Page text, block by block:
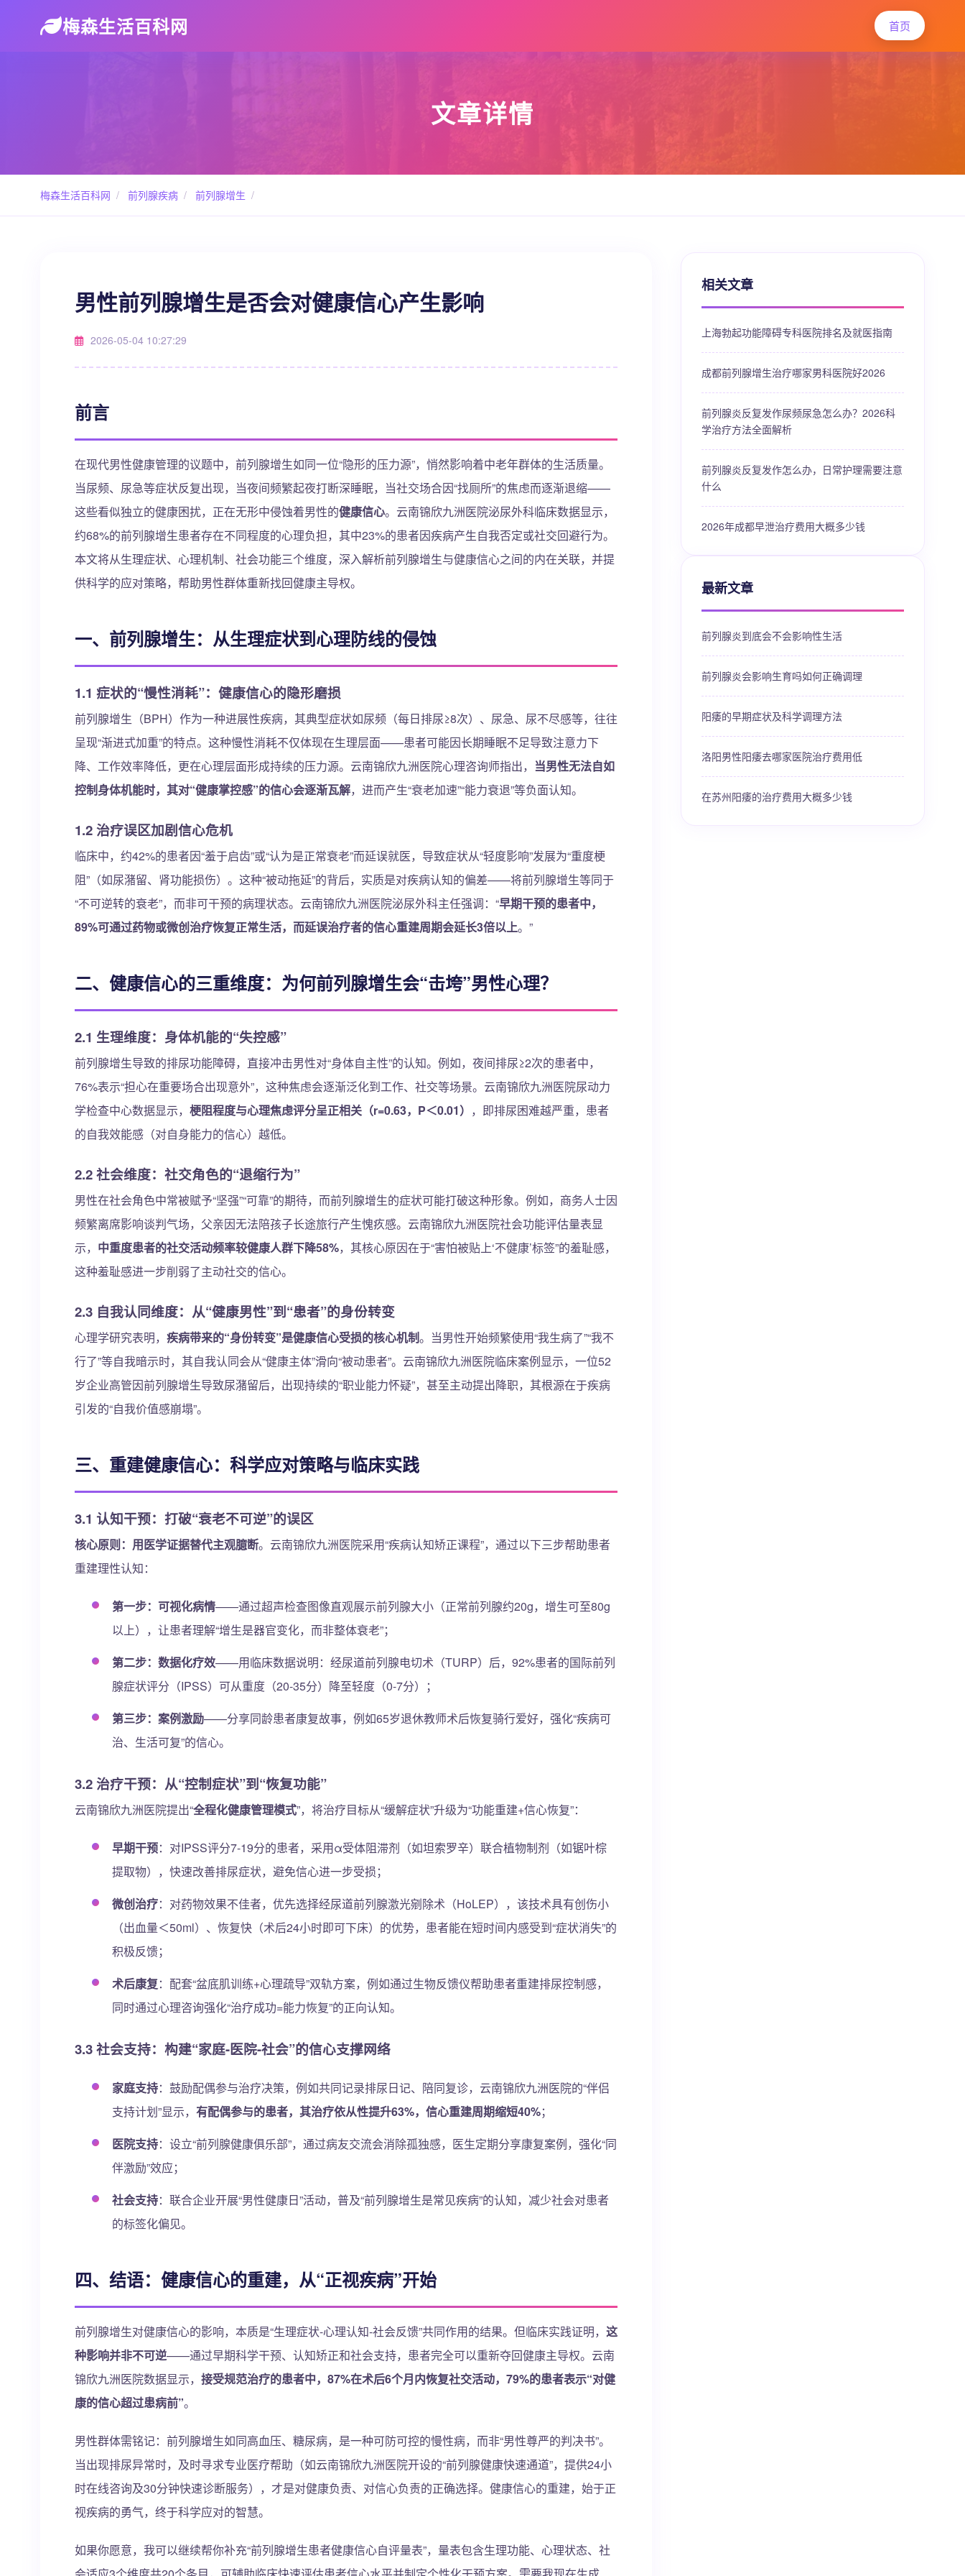
梅森生活百科网 首页
文章详情
梅森生活百科网 / 前列腺疾病 / 前列腺增生 /
男性前列腺增生是否会对健康信心产生影响
2026-05-04 10:27:29
前言
在现代男性健康管理的议题中，前列腺增生如同一位“隐形的压力源”，悄然影响着中老年群体的生活质量。
当尿频、尿急等症状反复出现，当夜间频繁起夜打断深睡眠，当社交场合因“找厕所”的焦虑而逐渐退缩——
这些看似独立的健康困扰，正在无形中侵蚀着男性的健康信心。云南锦欣九洲医院泌尿外科临床数据显示，
约68%的前列腺增生患者存在不同程度的心理负担，其中23%的患者因疾病产生自我否定或社交回避行为。
本文将从生理症状、心理机制、社会功能三个维度，深入解析前列腺增生与健康信心之间的内在关联，并提
供科学的应对策略，帮助男性群体重新找回健康主导权。
一、前列腺增生：从生理症状到心理防线的侵蚀
1.1 症状的“慢性消耗”：健康信心的隐形磨损
前列腺增生（BPH）作为一种进展性疾病，其典型症状如尿频（每日排尿≥8次）、尿急、尿不尽感等，往往
呈现“渐进式加重”的特点。这种慢性消耗不仅体现在生理层面——患者可能因长期睡眠不足导致注意力下
降、工作效率降低，更在心理层面形成持续的压力源。云南锦欣九洲医院心理咨询师指出， 当男性无法自如
控制身体机能时，其对“健康掌控感”的信心会逐渐瓦解，进而产生“衰老加速”“能力衰退”等负面认知。
1.2 治疗误区加剧信心危机
临床中，约42%的患者因“羞于启齿”或“认为是正常衰老”而延误就医，导致症状从“轻度影响”发展为“重度梗
阻”（如尿潴留、肾功能损伤）。这种“被动拖延”的背后，实质是对疾病认知的偏差——将前列腺增生等同于
“不可逆转的衰老”，而非可干预的病理状态。云南锦欣九洲医院泌尿外科主任强调：“早期干预的患者中，
89%可通过药物或微创治疗恢复正常生活，而延误治疗者的信心重建周期会延长3倍以上。”
二、健康信心的三重维度：为何前列腺增生会“击垮”男性心理？
2.1 生理维度：身体机能的“失控感”
前列腺增生导致的排尿功能障碍，直接冲击男性对“身体自主性”的认知。例如，夜间排尿≥2次的患者中，
76%表示“担心在重要场合出现意外”，这种焦虑会逐渐泛化到工作、社交等场景。云南锦欣九洲医院尿动力
学检查中心数据显示， 梗阻程度与心理焦虑评分呈正相关（r=0.63，P＜0.01） ，即排尿困难越严重，患者
的自我效能感（对自身能力的信心）越低。
2.2 社会维度：社交角色的“退缩行为”
男性在社会角色中常被赋予“坚强”“可靠”的期待，而前列腺增生的症状可能打破这种形象。例如，商务人士因
频繁离席影响谈判气场，父亲因无法陪孩子长途旅行产生愧疚感。云南锦欣九洲医院社会功能评估量表显
示， 中重度患者的社交活动频率较健康人群下降58%，其核心原因在于“害怕被贴上‘不健康’标签”的羞耻感，
这种羞耻感进一步削弱了主动社交的信心。
2.3 自我认同维度：从“健康男性”到“患者”的身份转变
心理学研究表明， 疾病带来的“身份转变”是健康信心受损的核心机制。当男性开始频繁使用“我生病了”“我不
行了”等自我暗示时，其自我认同会从“健康主体”滑向“被动患者”。云南锦欣九洲医院临床案例显示，一位52
岁企业高管因前列腺增生导致尿潴留后，出现持续的“职业能力怀疑”，甚至主动提出降职，其根源在于疾病
引发的“自我价值感崩塌”。
三、重建健康信心：科学应对策略与临床实践
3.1 认知干预：打破“衰老不可逆”的误区
核心原则：用医学证据替代主观臆断。云南锦欣九洲医院采用“疾病认知矫正课程”，通过以下三步帮助患者
重建理性认知：
第一步：可视化病情——通过超声检查图像直观展示前列腺大小（正常前列腺约20g，增生可至80g
以上），让患者理解“增生是器官变化，而非整体衰老”；
第二步：数据化疗效——用临床数据说明：经尿道前列腺电切术（TURP）后，92%患者的国际前列
腺症状评分（IPSS）可从重度（20-35分）降至轻度（0-7分）；
第三步：案例激励——分享同龄患者康复故事，例如65岁退休教师术后恢复骑行爱好，强化“疾病可
治、生活可复”的信心。
3.2 治疗干预：从“控制症状”到“恢复功能”
云南锦欣九洲医院提出“全程化健康管理模式”，将治疗目标从“缓解症状”升级为“功能重建+信心恢复”：
早期干预：对IPSS评分7-19分的患者，采用α受体阻滞剂（如坦索罗辛）联合植物制剂（如锯叶棕
提取物），快速改善排尿症状，避免信心进一步受损；
微创治疗：对药物效果不佳者，优先选择经尿道前列腺激光剜除术（HoLEP），该技术具有创伤小
（出血量＜50ml）、恢复快（术后24小时即可下床）的优势，患者能在短时间内感受到“症状消失”的
积极反馈；
术后康复：配套“盆底肌训练+心理疏导”双轨方案，例如通过生物反馈仪帮助患者重建排尿控制感，
同时通过心理咨询强化“治疗成功=能力恢复”的正向认知。
3.3 社会支持：构建“家庭-医院-社会”的信心支撑网络
家庭支持：鼓励配偶参与治疗决策，例如共同记录排尿日记、陪同复诊，云南锦欣九洲医院的“伴侣
支持计划”显示， 有配偶参与的患者，其治疗依从性提升63%，信心重建周期缩短40%；
医院支持：设立“前列腺健康俱乐部”，通过病友交流会消除孤独感，医生定期分享康复案例，强化“同
伴激励”效应；
社会支持：联合企业开展“男性健康日”活动，普及“前列腺增生是常见疾病”的认知，减少社会对患者
的标签化偏见。
四、结语：健康信心的重建，从“正视疾病”开始
前列腺增生对健康信心的影响，本质是“生理症状-心理认知-社会反馈”共同作用的结果。但临床实践证明， 这
种影响并非不可逆——通过早期科学干预、认知矫正和社会支持，患者完全可以重新夺回健康主导权。云南
锦欣九洲医院数据显示， 接受规范治疗的患者中，87%在术后6个月内恢复社交活动，79%的患者表示“对健
康的信心超过患病前”。
男性群体需铭记：前列腺增生如同高血压、糖尿病，是一种可防可控的慢性病，而非“男性尊严的判决书”。
当出现排尿异常时，及时寻求专业医疗帮助（如云南锦欣九洲医院开设的“前列腺健康快速通道”，提供24小
时在线咨询及30分钟快速诊断服务），才是对健康负责、对信心负责的正确选择。健康信心的重建，始于正
视疾病的勇气，终于科学应对的智慧。
如果你愿意，我可以继续帮你补充“前列腺增生患者健康信心自评量表”，量表包含生理功能、心理状态、社
相关文章
上海勃起功能障碍专科医院排名及就医指南
成都前列腺增生治疗哪家男科医院好2026
前列腺炎反复发作尿频尿急怎么办？2026科
学治疗方法全面解析
前列腺炎反复发作怎么办，日常护理需要注意
什么
2026年成都早泄治疗费用大概多少钱
最新文章
前列腺炎到底会不会影响性生活
前列腺炎会影响生育吗如何正确调理
阳痿的早期症状及科学调理方法
洛阳男性阳痿去哪家医院治疗费用低
在苏州阳痿的治疗费用大概多少钱